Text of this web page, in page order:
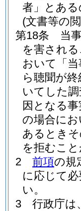
者」とあ
(文書等の
第18条
当
を害され
おいて「
ら聴聞が
いてした
因となる
の場合に
あるとき
を拒むこ
2
前項の規
に応じて
い。
3
行政庁は